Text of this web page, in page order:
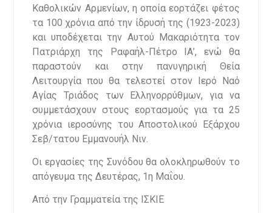
Καθολικών Αρμενίων, η οποία εορτάζει φέτος
τα 100 χρόνια από την ίδρυσή της (1923-2023)
και υποδέχεται την Αυτού Μακαριότητα τον
Πατριάρχη της Ραφαήλ-Πέτρο ΙΑ’, ενώ θα
παραστούν και στην πανυγηρική Θεία
Λειτουργία που θα τελεστεί στον Ιερό Ναό
Αγίας Τριάδος των Ελληνορρύθμων, για να
συμμετάσχουν στους εορτασμούς για τα 25
χρόνια ιεροσύνης του Αποστολικού Εξάρχου
Σεβ/τατου Εμμανουήλ Νιν.
Οι εργασίες της Συνόδου θα ολοκληρωθούν το
απόγευμα της Δευτέρας, 1η Μαΐου.
Από την Γραμματεία της ΙΣΚΙΕ